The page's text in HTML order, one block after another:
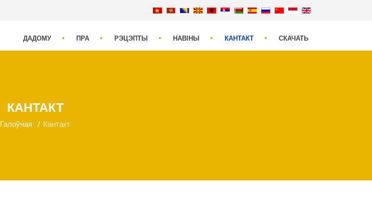
ДАДОМУ ПРА РЭЦЭПТЫ НАВІНЫ КАНТАКТ СКАЧАТЬ
КАНТАКТ
Галоўная Кантакт